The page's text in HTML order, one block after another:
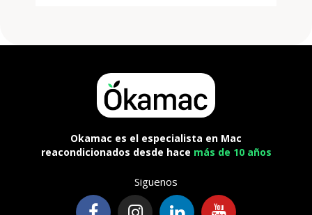
Okamac es el especialista en Mac
reacondicionados desde hace más de 10 años
Siguenos